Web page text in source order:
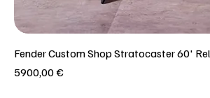
Fender Custom Shop Stratocaster 60'
Prezzo
5900,00 €